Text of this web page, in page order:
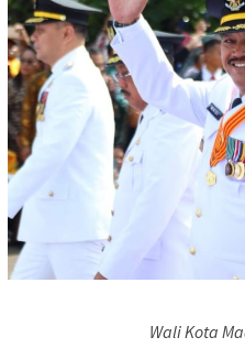
Wali Kota